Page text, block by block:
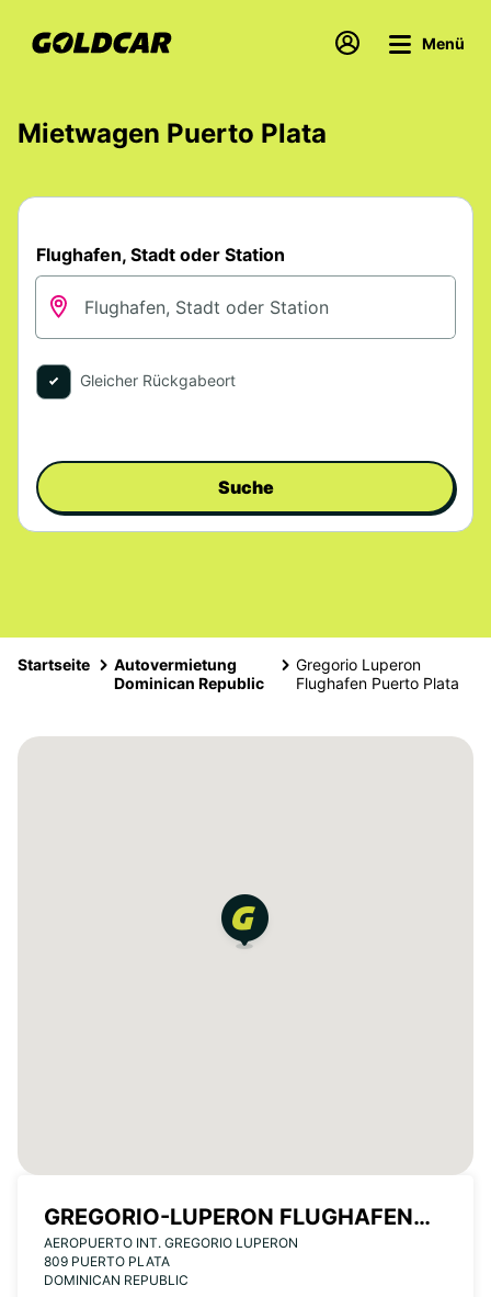
Menü
Mietwagen Puerto Plata
Flughafen, Stadt oder Station
Gleicher Rückgabeort
Suche
Startseite
Autovermietung
Dominican Republic
Gregorio Luperon
Flughafen Puerto Plata
GREGORIO-LUPERON FLUGHAFEN
(PUERTO PLATA)
AEROPUERTO INT. GREGORIO LUPERON
809 PUERTO PLATA
DOMINICAN REPUBLIC